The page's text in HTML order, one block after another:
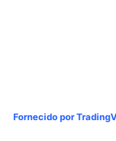
Trader que previu
Fornecido por